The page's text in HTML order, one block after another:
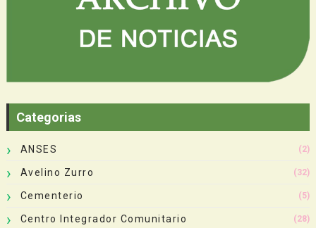
Categorias
ANSES (2)
Avelino Zurro (32)
Cementerio (5)
Centro Integrador Comunitario (28)